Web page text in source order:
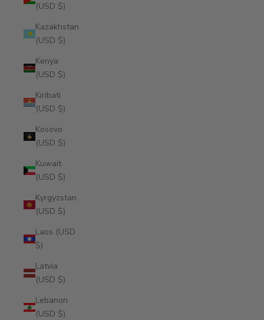
(USD $)
Kazakhstan
(USD $)
Kenya
(USD $)
Kiribati
(USD $)
Kosovo
(USD $)
Kuwait
(USD $)
Kyrgyzstan
(USD $)
Laos (USD
$)
Latvia
(USD $)
Lebanon
(USD $)